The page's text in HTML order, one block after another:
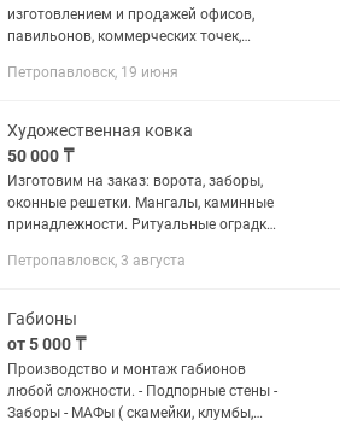
изготовлением и продажей офисов,
павильонов, коммерческих точек,
деятельности. (Кофейни, фаст-фуды,
Петропавловск, 19 июня
Художественная ковка
50 000 ₸
Изготовим на заказ: ворота, заборы,
оконные решетки. Мангалы, каминные
принадлежности. Ритуальные оградки,
ломы, гвоздодеры.
Петропавловск, 3 августа
Габионы
от 5 000 ₸
Производство и монтаж габионов
любой сложности. - Подпорные стены -
Заборы - МАФы ( скамейки, клумбы,